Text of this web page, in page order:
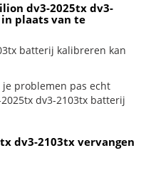
dv3-2025tx dv3-
plaats van te
batterij kalibreren kan
problemen pas echt
dv3-2103tx batterij
dv3-2103tx vervangen